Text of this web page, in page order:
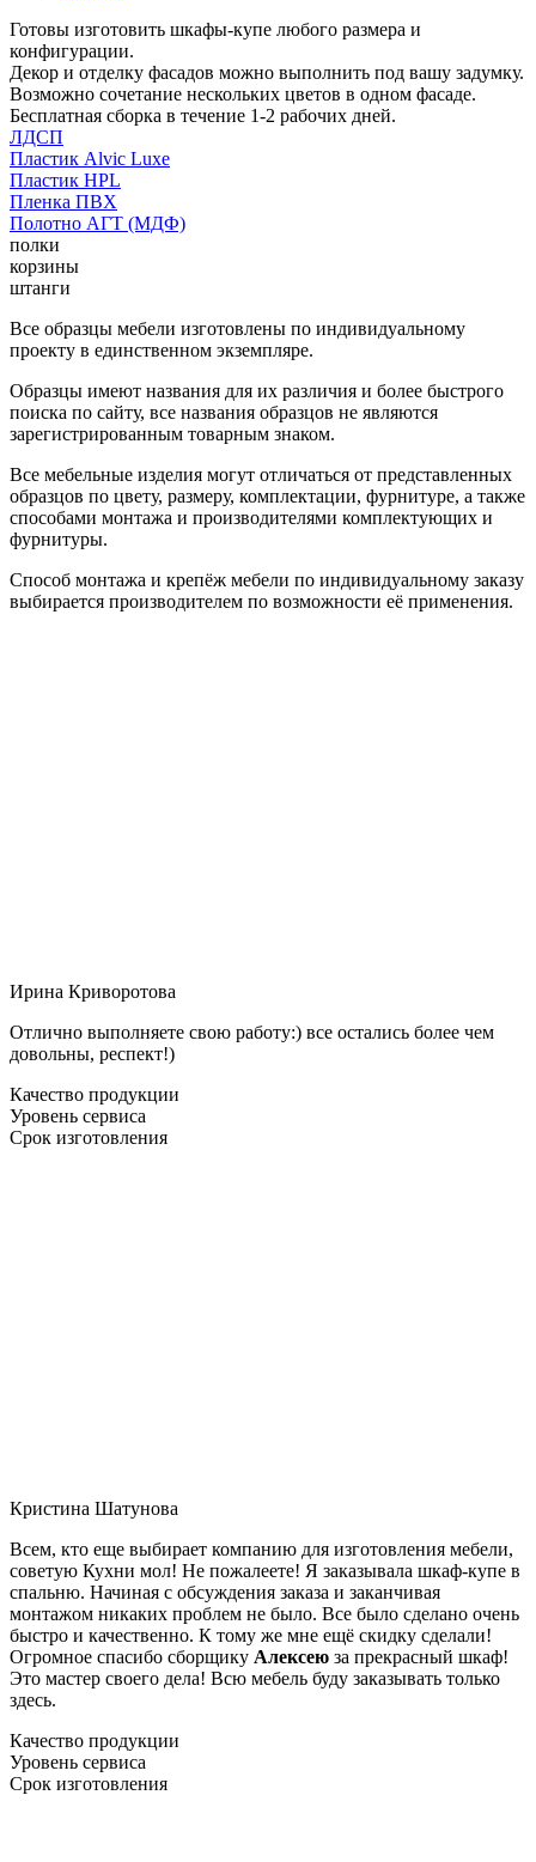
Готовы изготовить шкафы-купе любого размера и
конфигурации.
Декор и отделку фасадов можно выполнить под вашу задумку.
Возможно сочетание нескольких цветов в одном фасаде.
Бесплатная сборка в течение 1-2 рабочих дней.
ЛДСП
Пластик Alvic Luxe
Пластик HPL
Пленка ПВХ
Полотно АГТ (МДФ)
полки
корзины
штанги
Все образцы мебели изготовлены по индивидуальному
проекту в единственном экземпляре.
Образцы имеют названия для их различия и более быстрого
поиска по сайту, все названия образцов не являются
зарегистрированным товарным знаком.
Все мебельные изделия могут отличаться от представленных
образцов по цвету, размеру, комплектации, фурнитуре, а также
способами монтажа и производителями комплектующих и
фурнитуры.
Способ монтажа и крепёж мебели по индивидуальному заказу
выбирается производителем по возможности её применения.
Ирина Криворотова
Отлично выполняете свою работу:) все остались более чем
довольны, респект!)
Качество продукции
Уровень сервиса
Срок изготовления
Кристина Шатунова
Всем, кто еще выбирает компанию для изготовления мебели,
советую Кухни мол! Не пожалеете! Я заказывала шкаф-купе в
спальню. Начиная с обсуждения заказа и заканчивая
монтажом никаких проблем не было. Все было сделано очень
быстро и качественно. К тому же мне ещё скидку сделали!
Огромное спасибо сборщику Алексею за прекрасный шкаф!
Это мастер своего дела! Всю мебель буду заказывать только
здесь.
Качество продукции
Уровень сервиса
Срок изготовления